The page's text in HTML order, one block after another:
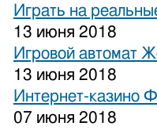
Играть на
13 июня 2018
Игровой автомат
13 июня 2018
Интернет-казино
07 июня 2018